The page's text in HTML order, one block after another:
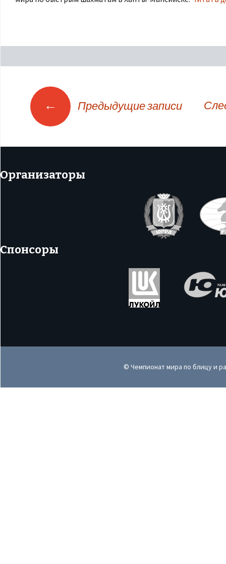
записям
← Предыдущие записи
Организаторы
Спонсоры
© Чемпионат мира по блицу и